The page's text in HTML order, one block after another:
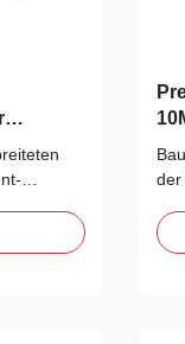
und
der